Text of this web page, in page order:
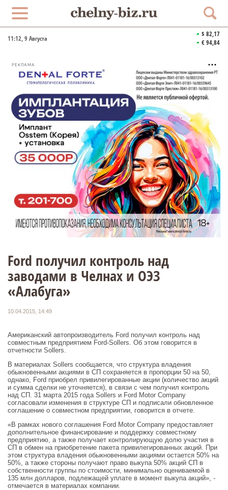
11:12, 9 Августа
$ 82,17
€ 94,84
РЕКЛАМА
Ford получил контроль над
заводами в Челнах и ОЭЗ
«Алабуга»
10.04.2015, 14:49
Американский автопроизводитель Ford получил контроль над
совместным предприятием Ford-Sollers. Об этом говорится в
отчетности Sollers.
В материалах Sollers сообщается, что структура владения
обыкновенными акциями в СП сохраняется в пропорции 50 на 50,
однако, Ford приобрел привилегированные акции (количество акций
и сумма сделки не уточняется), в связи с чем получил контроль
над СП. 31 марта 2015 года Sollers и Ford Motor Company
согласовали изменения в структуре СП и подписали обновленное
соглашение о совместном предприятии, говорится в отчете.
«В рамках нового соглашения Ford Motor Company предоставляет
дополнительное финансирование и поддержку совместному
предприятию, а также получает контролирующую долю участия в
СП в обмен на приобретение пакета привилегированных акций. При
этом структура владения обыкновенными акциями остается 50% на
50%, а также стороны получают право выкупа 50% акций СП в
собственности группы по стоимости, минимально оцениваемой в
135 млн долларов, подлежащей уплате в момент выкупа акций», -
отмечается в материалах компании.